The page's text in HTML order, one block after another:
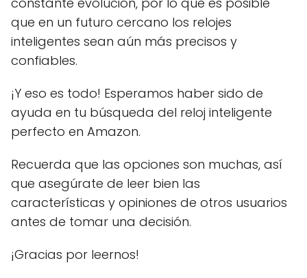
que en un futuro cercano los relojes
inteligentes sean aún más precisos y
confiables.
¡Y eso es todo! Esperamos haber sido de
ayuda en tu búsqueda del reloj inteligente
perfecto en Amazon.
Recuerda que las opciones son muchas, así
que asegúrate de leer bien las
características y opiniones de otros usuarios
antes de tomar una decisión.
¡Gracias por leernos!